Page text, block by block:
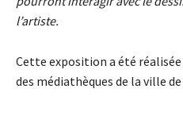
l’artiste.
Cette exposition a été
des médiathèques de la ville